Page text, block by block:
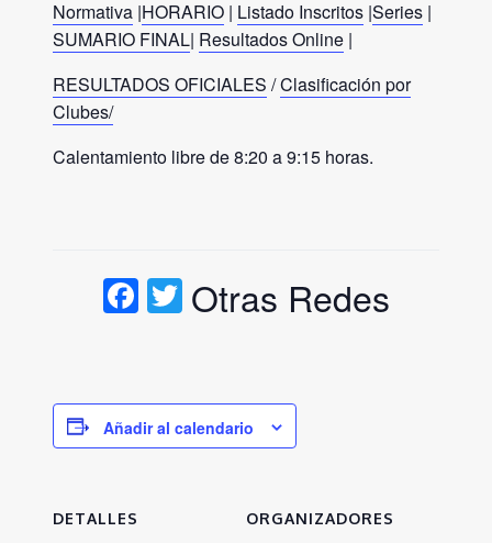
Normativa |HORARIO | Listado Inscritos |Series |
SUMARIO FINAL| Resultados Online |
RESULTADOS OFICIALES /Clasificación por
Clubes/
Calentamiento libre de 8:20 a 9:15 horas.
Facebook
Twitter
Otras Redes
Añadir al calendario
DETALLES ORGANIZADORES